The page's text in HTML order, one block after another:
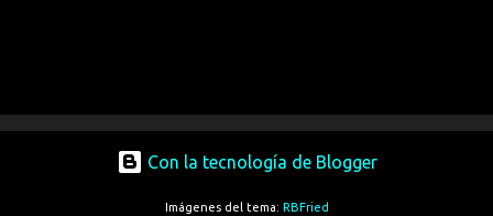
Con la tecnología de Blogger
Imágenes del tema: RBFried